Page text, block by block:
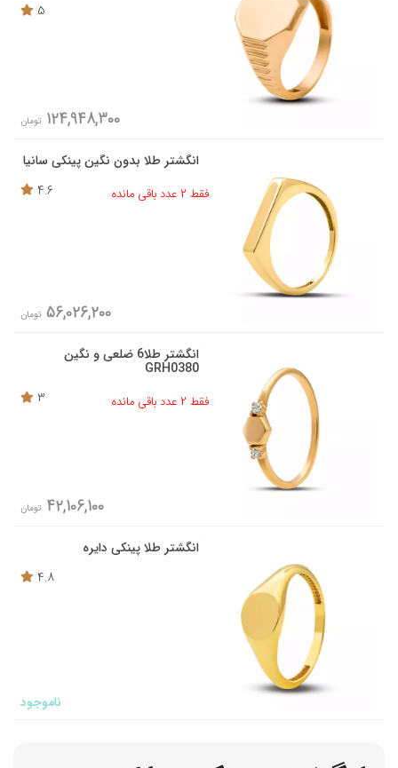
5
124,948,300 تومان
انگشتر طلا بدون نگین پینکی سانیا
فقط 2 عدد باقی مانده
4.6
56,026,200 تومان
انگشتر طلا6 ضلعی و نگین
GRH0380
فقط 2 عدد باقی مانده
3
42,106,100 تومان
انگشتر طلا پینکی دایره
4.8
ناموجود